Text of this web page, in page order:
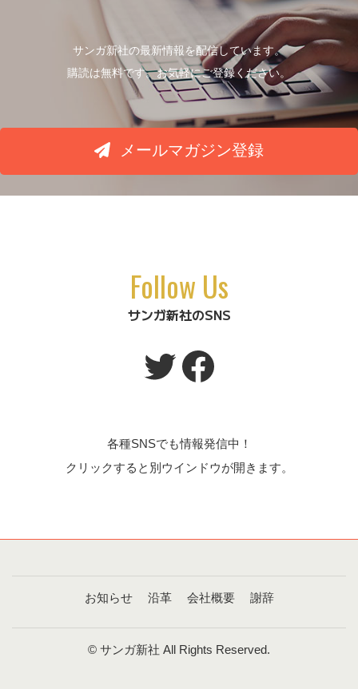
サンガ新社の最新情報を配信しています。
購読は無料です。お気軽にご登録ください。
メールマガジン登録
Follow Us
サンガ新社のSNS
Twitter
Facebook
各種SNSでも情報発信中！
クリックすると別ウインドウが開きます。
お知らせ 沿革 会社概要 謝辞
© サンガ新社 All Rights Reserved.